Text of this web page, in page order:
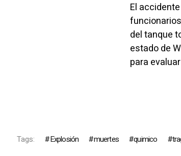
El
del tanque
estado de
para
Tags: Explosión muertes quimico